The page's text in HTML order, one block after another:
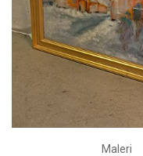
Maleri